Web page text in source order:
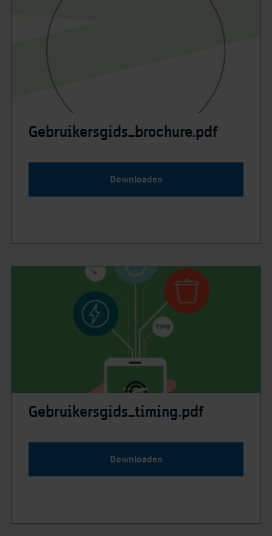
Gebruikersgids_brochure.pdf
Downloaden
Gebruikersgids_timing.pdf
Downloaden